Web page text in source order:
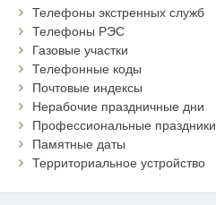
Телефоны экстренных служб
Телефоны РЭС
Газовые участки
Телефонные коды
Почтовые индексы
Нерабочие праздничные дни
Профессиональные праздники
Памятные даты
Территориальное устройство